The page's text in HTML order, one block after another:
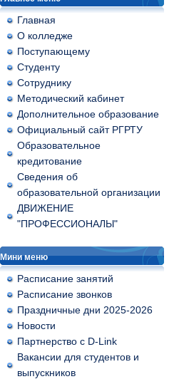
Главная
О колледже
Поступающему
Студенту
Сотруднику
Методический кабинет
Дополнительное образование
Официальный сайт РГРТУ
Образовательное
кредитование
Сведения об
образовательной организации
ДВИЖЕНИЕ
"ПРОФЕССИОНАЛЫ"
Мини меню
Расписание занятий
Расписание звонков
Праздничные дни 2025-2026
Новости
Партнерство с D-Link
Вакансии для студентов и
выпускников